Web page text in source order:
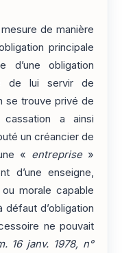
de manière
principale
d’une obligation
de lui servir de
se trouve privé de
a ainsi
un créancier de
« entreprise»
d’une enseigne,
morale capable
d’obligation
ne pouvait
16 janv. 1978, n°